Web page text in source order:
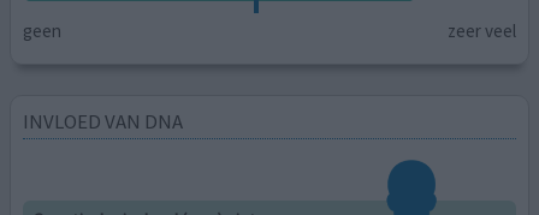
geen zeer veel
INVLOED VAN DNA